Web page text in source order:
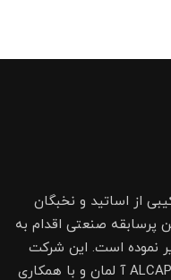
از اساتید و نخبگان
پرسابقه صنعتی اقدام به
نموده است. این شرکت
مفتخر است به عنوان نماینده شرکت ALCAPI آ لمان و با همکاری